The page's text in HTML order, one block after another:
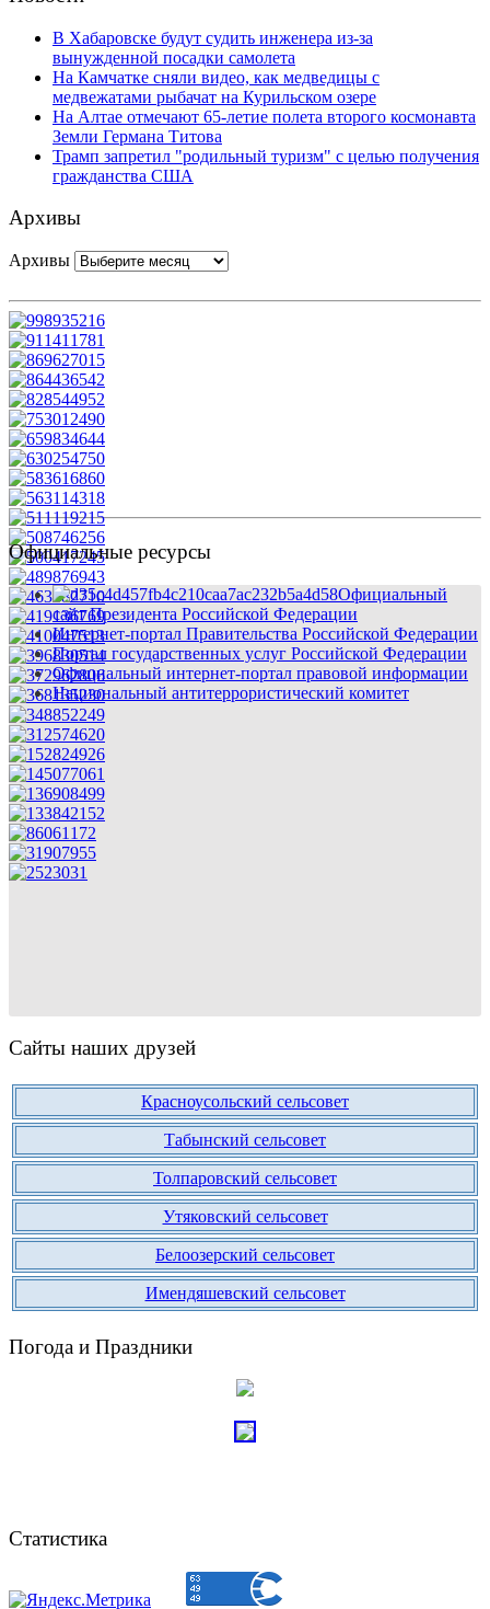
В Хабаровске будут судить инженера из-за
вынужденной посадки самолета
На Камчатке сняли видео, как медведицы с
медвежатами рыбачат на Курильском озере
На Алтае отмечают 65-летие полета второго космонавта
Земли Германа Титова
Трамп запретил "родильный туризм" с целью получения
гражданства США
Архивы
Архивы
Официальные ресурсы
Официальный
сайт Президента Российской Федерации
Интернет-портал Правительства Российской Федерации
Портал государственных услуг Российской Федерации
Официальный интернет-портал правовой информации
Национальный антитеррористический комитет
Сайты наших друзей
Красноусольский сельсовет
Табынский сельсовет
Толпаровский сельсовет
Утяковский сельсовет
Белоозерский сельсовет
Имендяшевский сельсовет
Погода и Праздники
Статистика